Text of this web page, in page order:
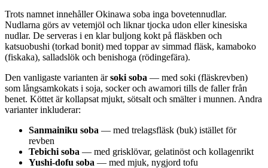
Trots namnet innehåller Okinawa soba inga bovetennudlar.
Nudlarna görs av vetemjöl och liknar tjocka udon eller kinesiska
nudlar. De serveras i en klar buljong kokt på fläskben och
katsuobushi (torkad bonit) med toppar av simmad fläsk, kamaboko
(fiskaka), salladslök och benishoga (rödingefära).
Den vanligaste varianten ärsoki soba — med soki (fläskrevben)
som långsamkokats i soja, socker och awamori tills de faller från
benet. Köttet är kollapsat mjukt, sötsalt och smälter i munnen. Andra
varianter inkluderar:
Sanmainiku soba — med trelagsfläsk (buk) istället för
revben
Tebichi soba — med grisklövar, gelatinöst och kollagenrikt
Yushi-dofu soba — med mjuk, nygjord tofu